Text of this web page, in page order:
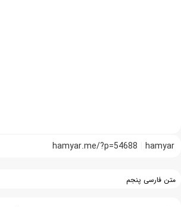
hamyar
hamyar.me/?p=54688
متن فارسی پنجم